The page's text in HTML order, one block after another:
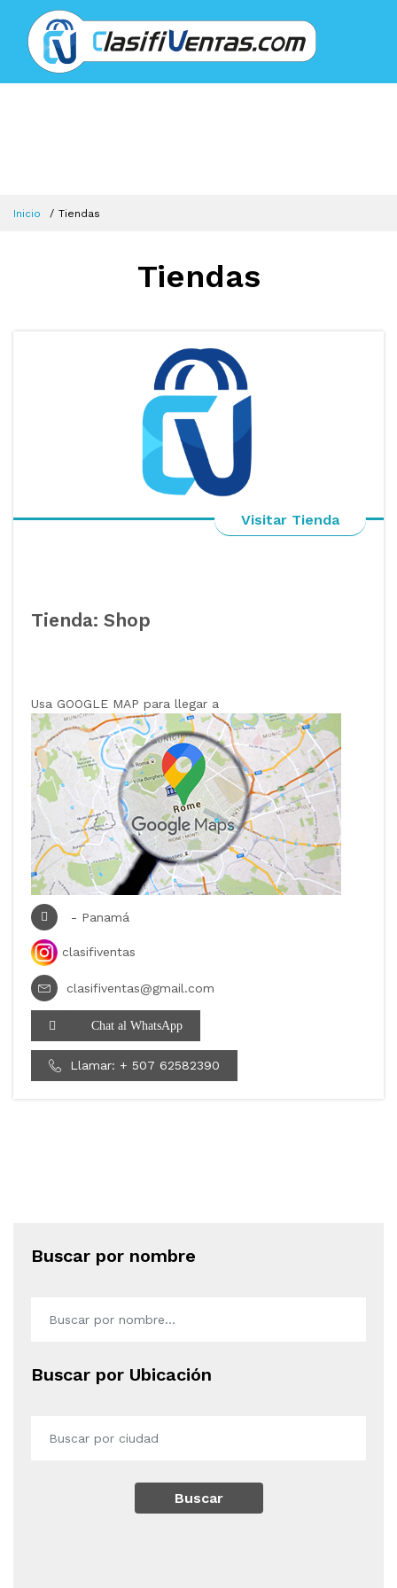
Inicio Tiendas
Tiendas
Buscar por nombre
Buscar por Ubicación
Buscar
Visitar Tienda
Tienda: Shop
Usa GOOGLE MAP para llegar a
- Panamá
clasifiventas
clasifiventas@gmail.com
Chat al WhatsApp
Llamar: + 507 62582390